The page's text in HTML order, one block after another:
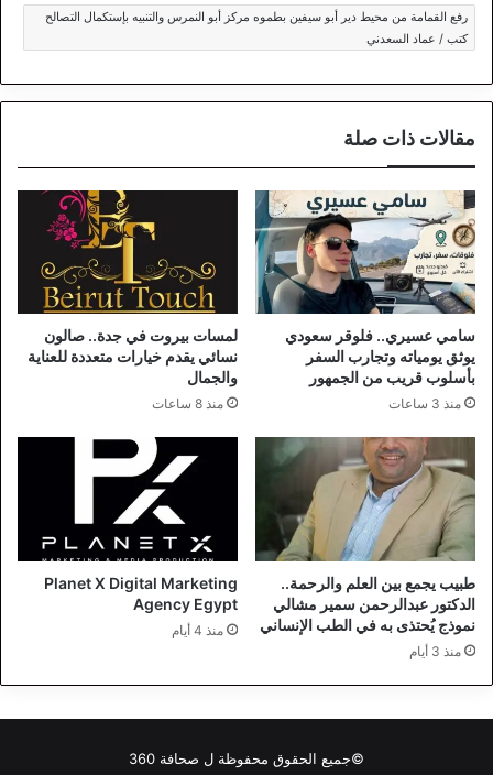
رفع القمامة من محيط دير أبو سيفين بطموه مركز أبو النمرس والتنبيه بإستكمال التصالح
كتب / عماد السعدني
مقالات ذات صلة
سامي عسيري.. فلوقر سعودي
يوثق يومياته وتجارب السفر
بأسلوب قريب من الجمهور
منذ 3 ساعات
لمسات بيروت في جدة.. صالون
نسائي يقدم خيارات متعددة للعناية
والجمال
منذ 8 ساعات
طبيب يجمع بين العلم والرحمة..
الدكتور عبدالرحمن سمير مشالي
نموذج يُحتذى به في الطب الإنساني
منذ 3 أيام
Planet X Digital Marketing
Agency Egypt
منذ 4 أيام
©جميع الحقوق محفوظة ل صحافة 360